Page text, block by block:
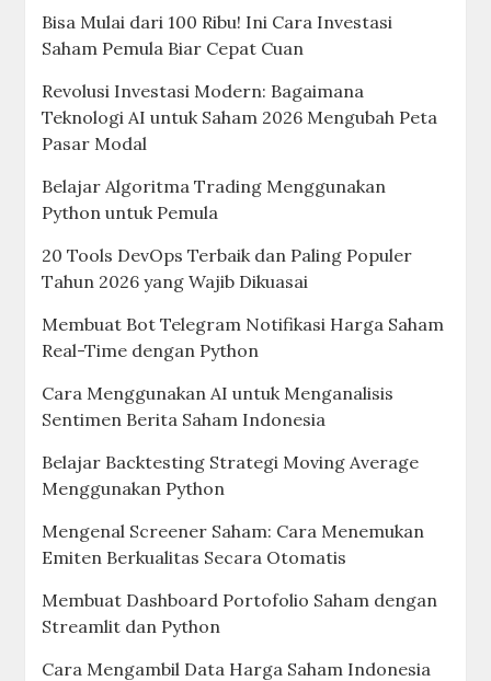
Bisa Mulai dari 100 Ribu! Ini Cara Investasi
Saham Pemula Biar Cepat Cuan
Revolusi Investasi Modern: Bagaimana
Teknologi AI untuk Saham 2026 Mengubah Peta
Pasar Modal
Belajar Algoritma Trading Menggunakan
Python untuk Pemula
20 Tools DevOps Terbaik dan Paling Populer
Tahun 2026 yang Wajib Dikuasai
Membuat Bot Telegram Notifikasi Harga Saham
Real-Time dengan Python
Cara Menggunakan AI untuk Menganalisis
Sentimen Berita Saham Indonesia
Belajar Backtesting Strategi Moving Average
Menggunakan Python
Mengenal Screener Saham: Cara Menemukan
Emiten Berkualitas Secara Otomatis
Membuat Dashboard Portofolio Saham dengan
Streamlit dan Python
Cara Mengambil Data Harga Saham Indonesia